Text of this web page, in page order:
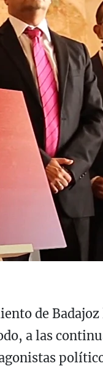
de
a las